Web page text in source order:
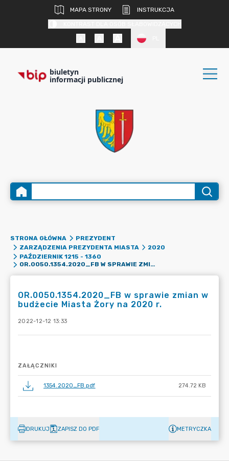
MAPA STRONY
INSTRUKCJA
biuletyn
informacji publicznej
STRONA GŁÓWNA
PREZYDENT
ZARZĄDZENIA PREZYDENTA MIASTA
2020
PAŹDZIERNIK 1215 - 1360
OR.0050.1354.2020_FB W SPRAWIE ZMIAN W BUDŻECIE MIASTA ŻORY NA 2020 R.
OR.0050.1354.2020_FB w sprawie zmian w
budżecie Miasta Żory na 2020 r.
2022-12-12 13:33
ZAŁĄCZNIKI
1354.2020_FB.pdf 274.72 KB
DRUKUJ ZAPISZ DO PDF METRYCZKA